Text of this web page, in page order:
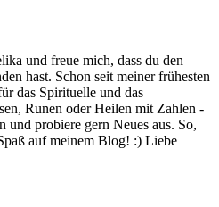
und freue mich, dass du den
hast. Schon seit meiner frühesten
das Spirituelle und das
Runen oder Heilen mit Zahlen -
und probiere gern Neues aus. So,
auf meinem Blog! :) Liebe